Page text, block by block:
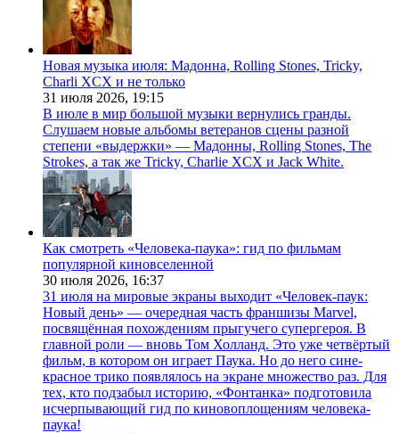
Новая музыка июля: Мадонна, Rolling Stones, Tricky,
Charli XCX и не только
31 июля 2026, 19:15
В июле в мир большой музыки вернулись гранды.
Слушаем новые альбомы ветеранов сцены разной
степени «выдержки» — Мадонны, Rolling Stones, The
Strokes, а так же Tricky, Charlie XCX и Jack White.
Как смотреть «Человека-паука»: гид по фильмам
популярной киновселенной
30 июля 2026, 16:37
31 июля на мировые экраны выходит «Человек-паук:
Новый день» — очередная часть франшизы Marvel,
посвящённая похождениям прыгучего супергероя. В
главной роли — вновь Том Холланд. Это уже четвёртый
фильм, в котором он играет Паука. Но до него сине-
красное трико появлялось на экране множество раз. Для
тех, кто подзабыл историю, «Фонтанка» подготовила
исчерпывающий гид по киновоплощениям человека-
паука!